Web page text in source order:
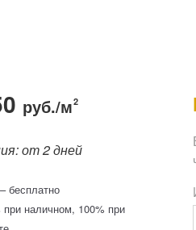
руб./м2
от 2 дней
бесплатно
наличном, 100% при